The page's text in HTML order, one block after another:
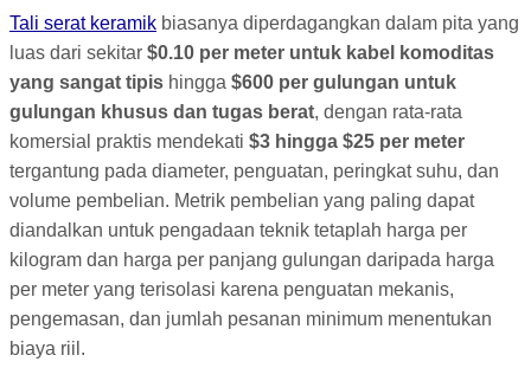
Tali serat keramik biasanya diperdagangkan dalam pita yang
luas dari sekitar $0.10 per meter untuk kabel komoditas
yang sangat tipis hingga $600 per gulungan untuk
gulungan khusus dan tugas berat, dengan rata-rata
komersial praktis mendekati $3 hingga $25 per meter
tergantung pada diameter, penguatan, peringkat suhu, dan
volume pembelian. Metrik pembelian yang paling dapat
diandalkan untuk pengadaan teknik tetaplah harga per
kilogram dan harga per panjang gulungan daripada harga
per meter yang terisolasi karena penguatan mekanis,
pengemasan, dan jumlah pesanan minimum menentukan
biaya riil.